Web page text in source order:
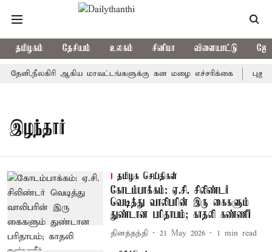
தமிழகம் தேசியம் உலகம் சினிமா விளையாட்டு
ஆகிய மாவட்டங்களுக்கு கன மழை எச்சரிக்கை
இழந்தார்
தமிழக செய்திகள்
கோடம்பாக்கம்: ஏ.சி. சிலிண்டர்
வெடித்து வாலிபரின் இரு கைகளும்
துண்டான பரிதாபம்; காதலி கண்ணீர்
தினத்தந்தி 21 May 2026 1 min read